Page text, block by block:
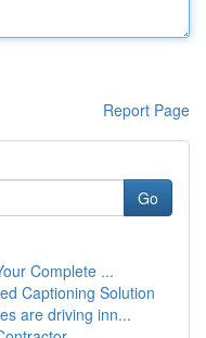
Report Page
Go
Complete ...
Captioning Solution
are driving inn...